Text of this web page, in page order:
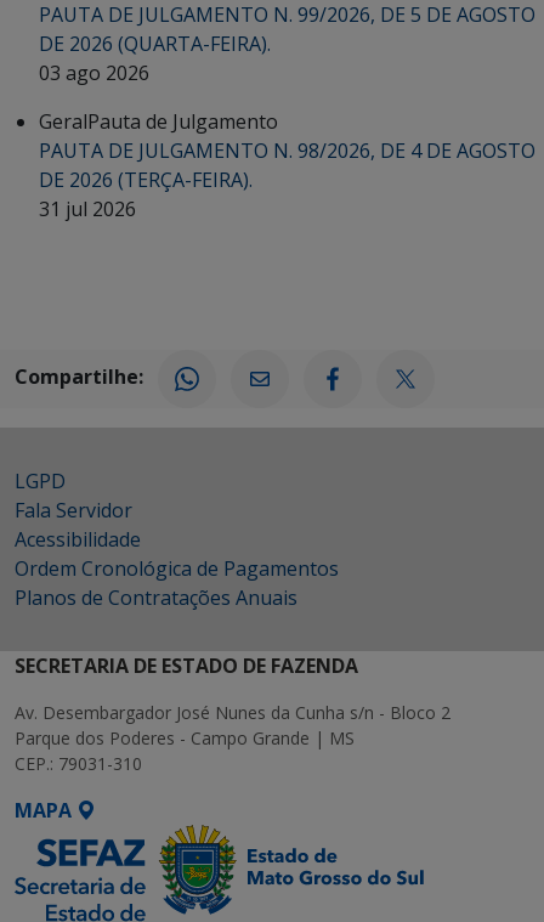
PAUTA DE JULGAMENTO N. 99/2026, DE 5 DE AGOSTO
DE 2026 (QUARTA-FEIRA).
03 ago 2026
GeralPauta de Julgamento
PAUTA DE JULGAMENTO N. 98/2026, DE 4 DE AGOSTO
DE 2026 (TERÇA-FEIRA).
31 jul 2026
Compartilhe:
LGPD
Fala Servidor
Acessibilidade
Ordem Cronológica de Pagamentos
Planos de Contratações Anuais
SECRETARIA DE ESTADO DE FAZENDA
Av. Desembargador José Nunes da Cunha s/n - Bloco 2
Parque dos Poderes - Campo Grande | MS
CEP.: 79031-310
MAPA